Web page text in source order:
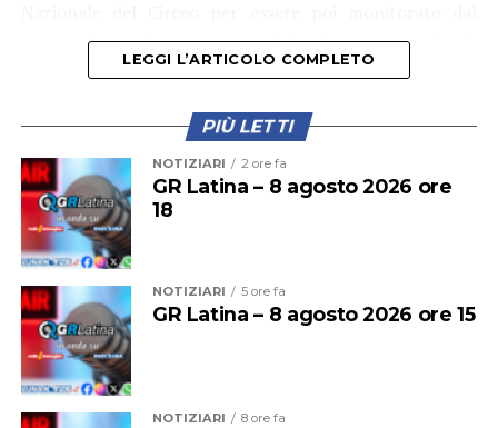
personale e dai volontari della Rete regionale di
protezione delle tartarughe. “Nei prossimi giorni
emersioni”, assicurano gli esperti.
LEGGI L’ARTICOLO COMPLETO
PIÙ LETTI
NOTIZIARI 2 ore fa
GR Latina – 8 agosto 2026 ore
18
NOTIZIARI 5 ore fa
GR Latina – 8 agosto 2026 ore 15
NOTIZIARI 8 ore fa